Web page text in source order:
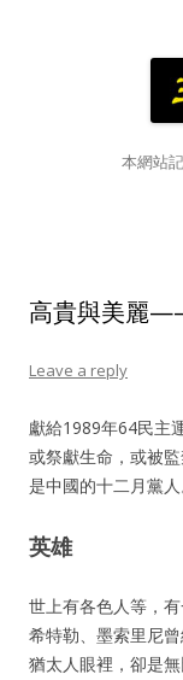
本網站
高貴與美麗
Leave a reply
獻給1989年64民主
或祭獻生命，或被
是中國的十二月黨人
英雄
世上有各色人等，
希特勒、墨索里尼
猶太人眼裡，卻是